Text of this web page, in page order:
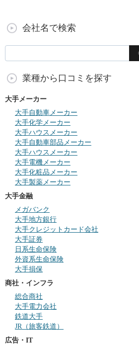
会社名で検索
業種から口コミを探す
大手メーカー
大手自動車メーカー
大手化学メーカー
大手ハウスメーカー
大手自動車部品メーカー
大手ハウスメーカー
大手電機メーカー
大手化粧品メーカー
大手製薬メーカー
大手金融
メガバンク
大手地方銀行
大手クレジットカード会社
大手証券
日系生命保険
外資系生命保険
大手損保
商社・インフラ
総合商社
大手電力会社
鉄道大手
JR（旅客鉄道）
広告・IT